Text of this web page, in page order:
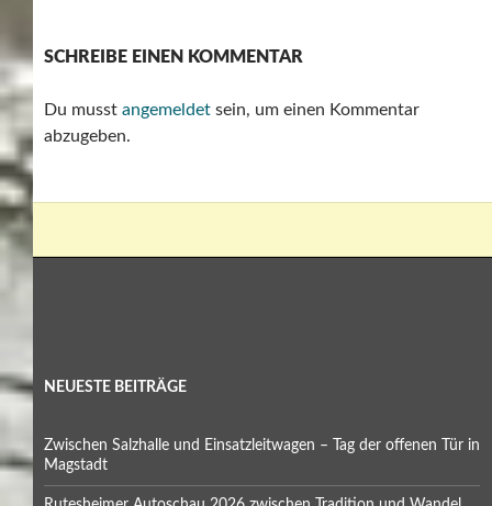
SCHREIBE EINEN KOMMENTAR
Du musst angemeldet sein, um einen Kommentar
abzugeben.
NEUESTE BEITRÄGE
Zwischen Salzhalle und Einsatzleitwagen – Tag der offenen Tür in
Magstadt